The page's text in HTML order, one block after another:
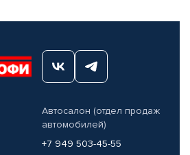
Автосалон (отдел продаж
автомобилей)
+7 949 503-45-55